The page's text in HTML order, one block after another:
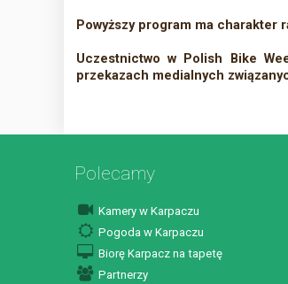
Powyższy program ma charakter
Uczestnictwo w Polish Bike
przekazach medialnych
Polecamy
Kamery w Karpaczu
Pogoda w Karpaczu
Biorę Karpacz na tapetę
Partnerzy